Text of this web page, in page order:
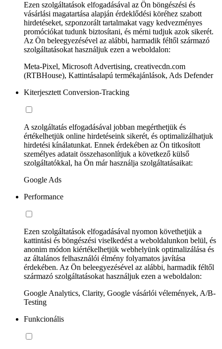
Ezen szolgáltatások elfogadásával az Ön böngészési és
vásárlási magatartása alapján érdeklődési köréhez szabott
hirdetéseket, szponzorált tartalmakat vagy kedvezményes
promóciókat tudunk biztosítani, és mérni tudjuk azok sikerét.
Az Ön beleegyezésével az alábbi, harmadik féltől származó
szolgáltatásokat használjuk ezen a weboldalon:
Meta-Pixel, Microsoft Advertising, creativecdn.com
(RTBHouse), Kattintásalapú termékajánlások, Ads Defender
Kiterjesztett Conversion-Tracking
A szolgáltatás elfogadásával jobban megérthetjük és
értékelhetjük online hirdetéseink sikerét, és optimalizálhatjuk
hirdetési kínálatunkat. Ennek érdekében az Ön titkosított
személyes adatait összehasonlítjuk a következő külső
szolgáltatókkal, ha Ön már használja szolgáltatásaikat:
Google Ads
Performance
Ezen szolgáltatások elfogadásával nyomon követhetjük a
kattintási és böngészési viselkedést a weboldalunkon belül, és
anonim módon kiértékelhetjük webhelyünk optimalizálása és
az általános felhasználói élmény folyamatos javítása
érdekében. Az Ön beleegyezésével az alábbi, harmadik féltől
származó szolgáltatásokat használjuk ezen a weboldalon:
Google Analytics, Clarity, Google vásárlói vélemények, A/B-
Testing
Funkcionális